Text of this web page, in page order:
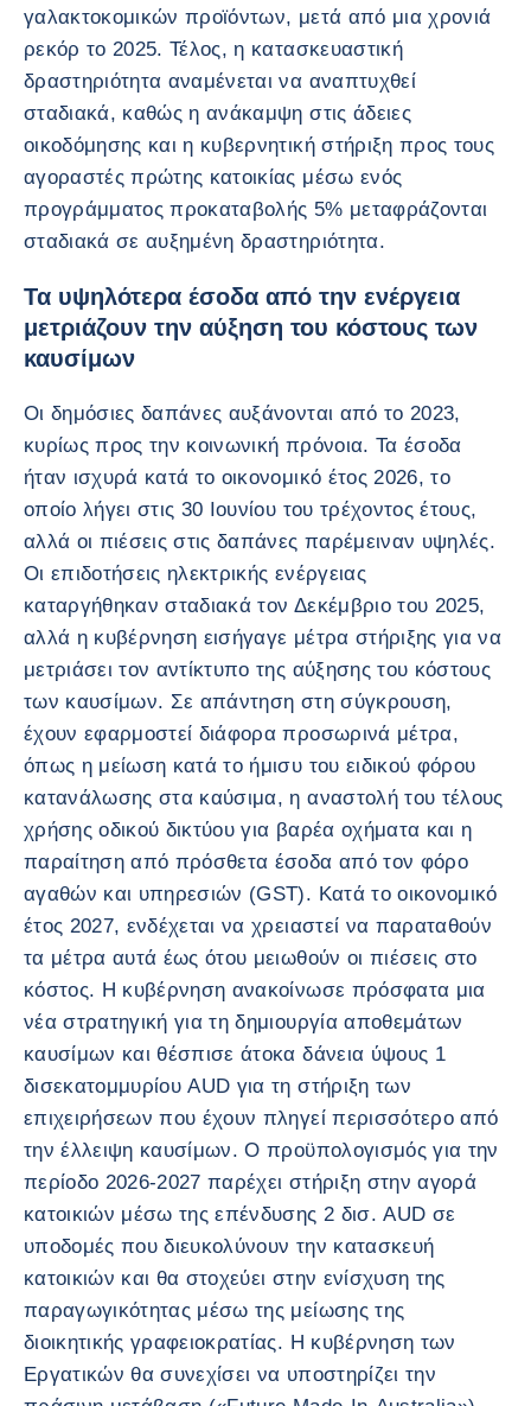
γαλακτοκομικών προϊόντων, μετά από μια χρονιά
ρεκόρ το 2025. Τέλος, η κατασκευαστική
δραστηριότητα αναμένεται να αναπτυχθεί
σταδιακά, καθώς η ανάκαμψη στις άδειες
οικοδόμησης και η κυβερνητική στήριξη προς τους
αγοραστές πρώτης κατοικίας μέσω ενός
προγράμματος προκαταβολής 5% μεταφράζονται
σταδιακά σε αυξημένη δραστηριότητα.
Τα υψηλότερα έσοδα από την ενέργεια
μετριάζουν την αύξηση του κόστους των
καυσίμων
Οι δημόσιες δαπάνες αυξάνονται από το 2023,
κυρίως προς την κοινωνική πρόνοια. Τα έσοδα
ήταν ισχυρά κατά το οικονομικό έτος 2026, το
οποίο λήγει στις 30 Ιουνίου του τρέχοντος έτους,
αλλά οι πιέσεις στις δαπάνες παρέμειναν υψηλές.
Οι επιδοτήσεις ηλεκτρικής ενέργειας
καταργήθηκαν σταδιακά τον Δεκέμβριο του 2025,
αλλά η κυβέρνηση εισήγαγε μέτρα στήριξης για να
μετριάσει τον αντίκτυπο της αύξησης του κόστους
των καυσίμων. Σε απάντηση στη σύγκρουση,
έχουν εφαρμοστεί διάφορα προσωρινά μέτρα,
όπως η μείωση κατά το ήμισυ του ειδικού φόρου
κατανάλωσης στα καύσιμα, η αναστολή του τέλους
χρήσης οδικού δικτύου για βαρέα οχήματα και η
παραίτηση από πρόσθετα έσοδα από τον φόρο
αγαθών και υπηρεσιών (GST). Κατά το οικονομικό
έτος 2027, ενδέχεται να χρειαστεί να παραταθούν
τα μέτρα αυτά έως ότου μειωθούν οι πιέσεις στο
κόστος. Η κυβέρνηση ανακοίνωσε πρόσφατα μια
νέα στρατηγική για τη δημιουργία αποθεμάτων
καυσίμων και θέσπισε άτοκα δάνεια ύψους 1
δισεκατομμυρίου AUD για τη στήριξη των
επιχειρήσεων που έχουν πληγεί περισσότερο από
την έλλειψη καυσίμων. Ο προϋπολογισμός για την
περίοδο 2026-2027 παρέχει στήριξη στην αγορά
κατοικιών μέσω της επένδυσης 2 δισ. AUD σε
υποδομές που διευκολύνουν την κατασκευή
κατοικιών και θα στοχεύει στην ενίσχυση της
παραγωγικότητας μέσω της μείωσης της
διοικητικής γραφειοκρατίας. Η κυβέρνηση των
Εργατικών θα συνεχίσει να υποστηρίζει την